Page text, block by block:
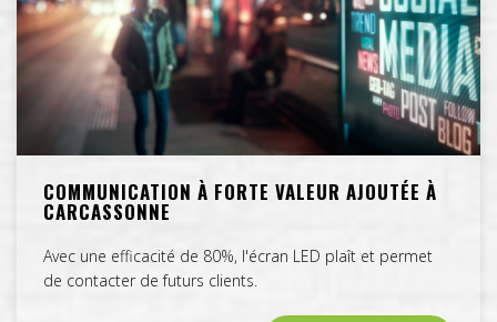
COMMUNICATION À FORTE VALEUR AJOUTÉE À
CARCASSONNE
Avec une efficacité de 80%, l'écran LED plaît et permet
de contacter de futurs clients.